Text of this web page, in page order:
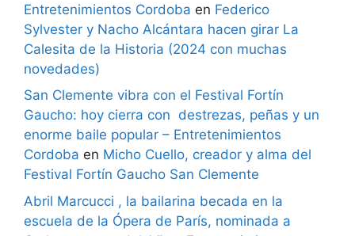
Entretenimientos Cordoba en Federico
Sylvester y Nacho Alcántara hacen girar La
Calesita de la Historia (2024 con muchas
novedades)
San Clemente vibra con el Festival Fortín
Gaucho: hoy cierra con destrezas, peñas y un
enorme baile popular – Entretenimientos
Cordoba en Micho Cuello, creador y alma del
Festival Fortín Gaucho San Clemente
Abril Marcucci , la bailarina becada en la
escuela de la Ópera de París, nominada a